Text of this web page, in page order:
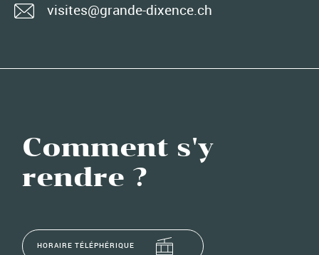
visites@grande-dixence.ch
Comment s'y
rendre ?
HORAIRE TÉLÉPHÉRIQUE